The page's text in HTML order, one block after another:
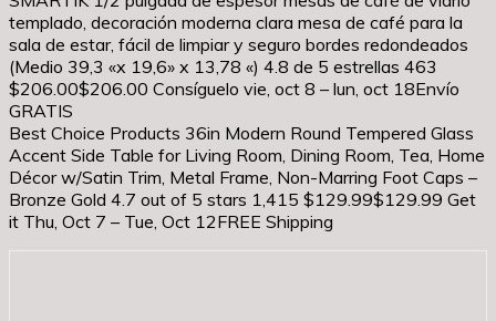
templado, decoración moderna clara mesa de café para la
sala de estar, fácil de limpiar y seguro bordes redondeados
(Medio 39,3 «x 19,6» x 13,78 «) 4.8 de 5 estrellas 463
$206.00$206.00 Consíguelo vie, oct 8 – lun, oct 18Envío
GRATIS
Best Choice Products 36in Modern Round Tempered Glass
Accent Side Table for Living Room, Dining Room, Tea, Home
Décor w/Satin Trim, Metal Frame, Non-Marring Foot Caps –
Bronze Gold 4.7 out of 5 stars 1,415 $129.99$129.99 Get
it Thu, Oct 7 – Tue, Oct 12FREE Shipping